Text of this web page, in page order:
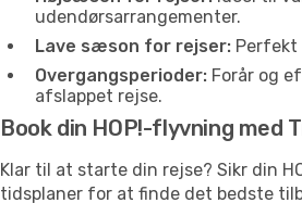
udendørsarrangementer.
Lave sæson for rejser: Perfekt
Overgangsperioder: Forår og
afslappet rejse.
Book din HOP!-flyvning med
Klar til at starte din rejse? Sikr din
tidsplaner for at finde det bedste